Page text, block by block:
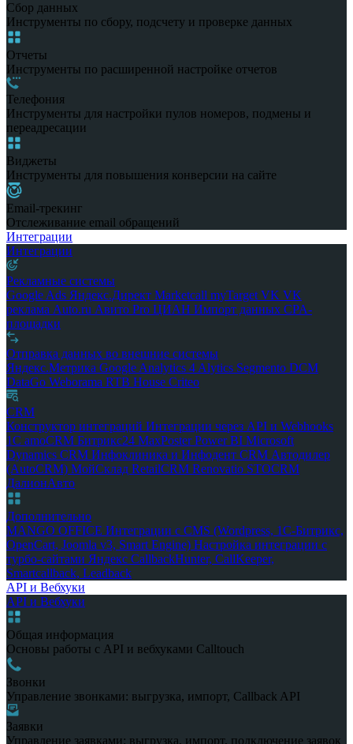
Сбор данных
Инструменты по сбору, подсчету и проверке данных
Отчеты
Инструменты по расширенной настройке отчетов
Телефония
Инструменты для настройки пулов номеров, подмены и
переадресации
Виджеты
Инструменты для повышения конверсии на сайте
Email-трекинг
Отслеживание email обращений
Интеграции
Интеграции
Рекламные системы
Google Ads Яндекс.Директ Marketcall myTarget VK VK
реклама Auto.ru Авито Pro ЦИАН Импорт данных CPA-
площадки
Отправка данных во внешние системы
Яндекс.Метрика Google Analytics 4 Alytics Segmento DCM
DataGo Weborama RTB House Criteo
CRM
Конструктор интеграций Интеграции через API и Webhooks
1С amoCRM Битрикс24 MaxPosterPower BI Microsoft
Dynamics CRM Инфоклиника и Инфодент CRM Автодилер
(AutoCRM) МойСклад RetailCRM Renovatio STOCRM
ДалионАвто
Дополнительно
MANGO OFFICE Интеграции с CMS (Wordpress, 1С-Битрикс,
OpenCart, Joomla v3, Smart Engine) Настройка интеграции с
турбо-сайтами Яндекс CallbackHunter, CallKeeper,
Smartcallback, Leadback
API и Вебхуки
API и Вебхуки
Общая информация
Основы работы с API и вебхуками Calltouch
Звонки
Управление звонками: выгрузка, импорт, Callback API
Заявки
Управление заявками: выгрузка, импорт, подключение заявок